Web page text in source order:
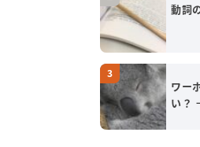
動詞
ワー
い？